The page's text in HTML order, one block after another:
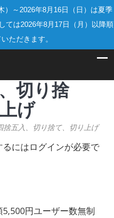
）～2026年8月16日（日）は夏季
ては2026年8月17日（月）以降順
ただきます。
切り捨
げ
捨五入、切り捨て、切り上げ
にはログインが必要で
円ユーザー数無制